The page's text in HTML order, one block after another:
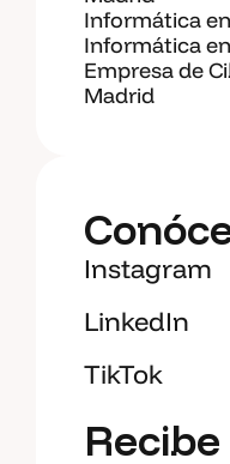
Informática
Informática
Empresa de
Madrid
Instagram
LinkedIn
TikTok